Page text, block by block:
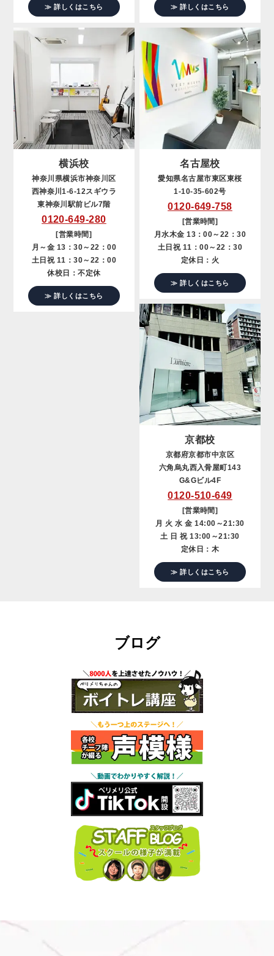
≫ 詳しくはこちら ≫ 詳しくはこちら
横浜校
神奈川県横浜市神奈川区
西神奈川1-6-12スギウラ
東神奈川駅前ビル7階
0120-649-280
[営業時間]
月～金 13：30～22：00
土日祝 11：30～22：00
休校日：不定休
≫ 詳しくはこちら
名古屋校
愛知県名古屋市東区東桜
1-10-35-602号
0120-649-758
[営業時間]
月水木金 13：00～22：30
土日祝 11：00～22：30
定休日：火
≫ 詳しくはこちら
京都校
京都府京都市中京区
六角烏丸西入骨屋町143
G&Gビル4F
0120-510-649
[営業時間]
月 火 水 金 14:00～21:30
土 日 祝 13:00～21:30
定休日：木
≫ 詳しくはこちら
ブログ